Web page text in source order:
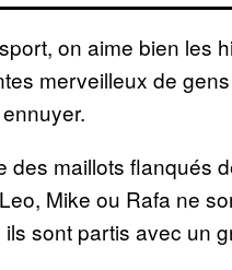
on aime bien les
merveilleux de
des maillots flanqués
Mike ou Rafa ne
sont partis avec un